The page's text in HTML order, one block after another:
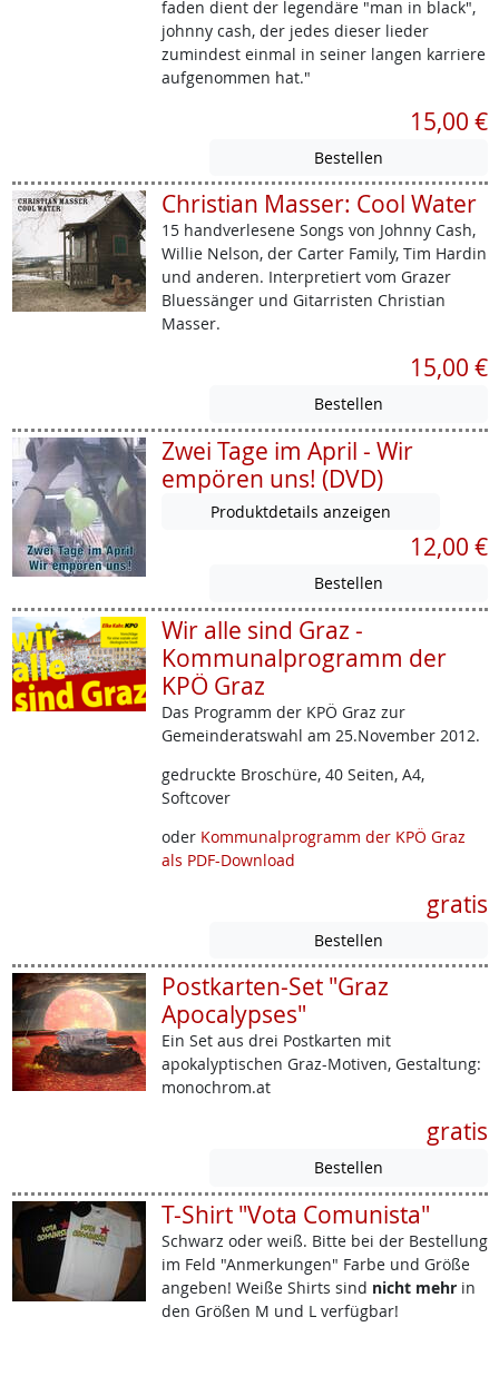
faden dient der legendäre "man in black",
johnny cash, der jedes dieser lieder
zumindest einmal in seiner langen karriere
aufgenommen hat."
15,00 €
Christian Masser: Cool Water
15 handverlesene Songs von Johnny Cash,
Willie Nelson, der Carter Family, Tim Hardin
und anderen. Interpretiert vom Grazer
Bluessänger und Gitarristen Christian
Masser.
15,00 €
Zwei Tage im April - Wir
empören uns! (DVD)
Produktdetails anzeigen
12,00 €
Wir alle sind Graz -
Kommunalprogramm der
KPÖ Graz
Das Programm der KPÖ Graz zur
Gemeinderatswahl am 25.November 2012.
gedruckte Broschüre, 40 Seiten, A4,
Softcover
oder Kommunalprogramm der KPÖ Graz
als PDF-Download
gratis
Postkarten-Set "Graz
Apocalypses"
Ein Set aus drei Postkarten mit
apokalyptischen Graz-Motiven, Gestaltung:
monochrom.at
gratis
T-Shirt "Vota Comunista"
Schwarz oder weiß. Bitte bei der Bestellung
im Feld "Anmerkungen" Farbe und Größe
angeben! Weiße Shirts sind nicht mehrin
den Größen M und L verfügbar!